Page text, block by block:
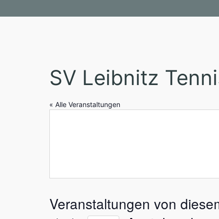
SV Leibnitz
« Alle Veranstaltungen
Veranstaltungen von